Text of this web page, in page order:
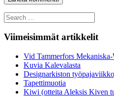
Search
for:
Viimeisimmät artikkelit
Vid Tammerfors
Kuvia Kalevalasta
Designarkiston
Tapettimuotia
Kiwi (otteita Aleksis Kiven